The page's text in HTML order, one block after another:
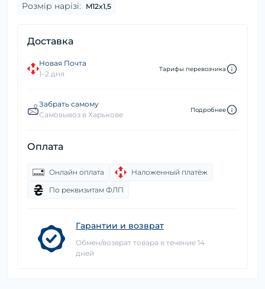
Розмір нарізі: M12x1,5
Доставка
Новая Почта
1–2 дня
Тарифы перевозчика
Забрать самому
Самовывоз в Харькове
Подробнее
Оплата
Онлайн оплата
Наложенный платёж
По реквизитам ФЛП
Гарантии и возврат
Обмен/возврат товара в течение 14
дней